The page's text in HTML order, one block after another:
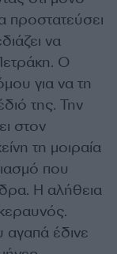
προστατεύσει
να
Ο
για να τη
της. Την
στον
τη μοιραία
που
Η αλήθεια
αγαπά έδινε